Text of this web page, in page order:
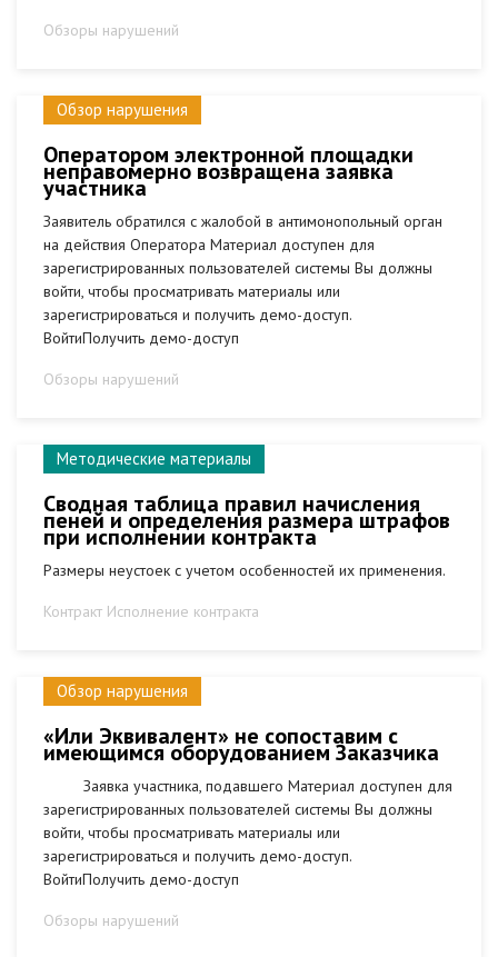
Обзоры нарушений
Обзор нарушения
Оператором электронной площадки
неправомерно возвращена заявка
участника
Заявитель обратился с жалобой в антимонопольный орган
на действия Оператора Материал доступен для
зарегистрированных пользователей системы Вы должны
войти, чтобы просматривать материалы или
зарегистрироваться и получить демо-доступ.
ВойтиПолучить демо-доступ
Обзоры нарушений
Методические материалы
Сводная таблица правил начисления
пеней и определения размера штрафов
при исполнении контракта
Размеры неустоек с учетом особенностей их применения.
Контракт Исполнение контракта
Обзор нарушения
«Или Эквивалент» не сопоставим с
имеющимся оборудованием Заказчика
Заявка участника, подавшего Материал доступен для
зарегистрированных пользователей системы Вы должны
войти, чтобы просматривать материалы или
зарегистрироваться и получить демо-доступ.
ВойтиПолучить демо-доступ
Обзоры нарушений